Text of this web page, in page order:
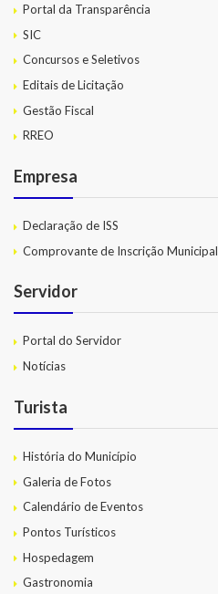
Portal da Transparência
SIC
Concursos e Seletivos
Editais de Licitação
Gestão Fiscal
RREO
Empresa
Declaração de ISS
Comprovante de Inscrição Municipal
Servidor
Portal do Servidor
Notícias
Turista
História do Município
Galeria de Fotos
Calendário de Eventos
Pontos Turísticos
Hospedagem
Gastronomia